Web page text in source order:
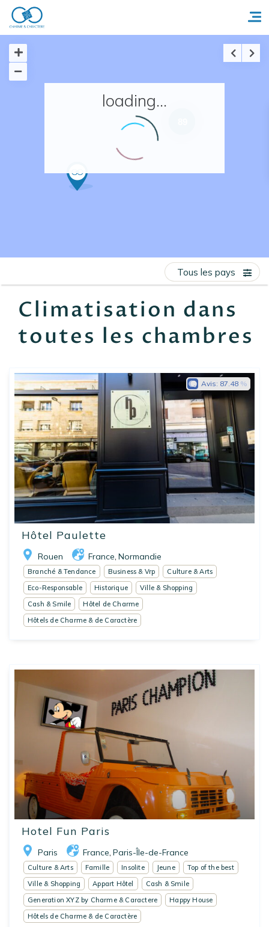
Accueil
Nos adresses en France
loading...
Climatisation dans
toutes les chambres
Tous les pays
Hôtel Paulette
Rouen France Normandie
Avis: 87.48
Branché & Tendance Business & Vrp
Culture & Arts
Eco-Responsable
Historique
Ville & Shopping
Cash & Smile
Hôtel de Charme
Hôtels de Charme & de Caractère
Hotel Fun Paris
Paris France, Paris-Île-de-France
Culture & Arts Famille Insolite Jeune
Top of the best
Ville & Shopping
Appart Hôtel
Cash & Smile
Generation XYZ by Charme & Caractere
Happy House
Hôtels de Charme & de Caractère